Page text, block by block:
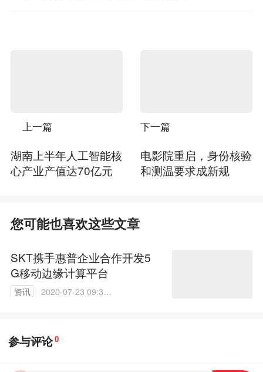
上一篇
湖南上半年人工智能核
心产业产值达70亿元
下一篇
电影院重启，身份核验
和测温要求成新规
您可能也喜欢这些文章
SKT携手惠普企业合作开发5
G移动边缘计算平台
资讯
2020-07-23 09:35:
参与评论0